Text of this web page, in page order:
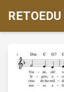
RETOEDU